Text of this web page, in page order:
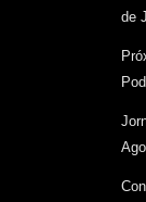
de